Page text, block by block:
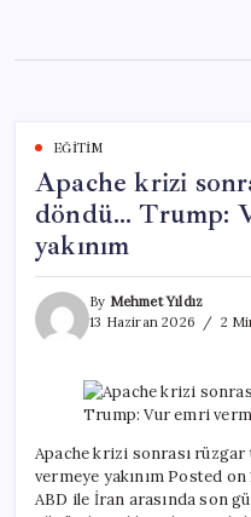
content
EĞITIM
Apache krizi
döndü… Trump:
yakınım
By Mehmet Yıldız
13 Haziran 2026
2
Apache krizi sonrası
vermeye yakınım Posted
ABD ile İran arasında son